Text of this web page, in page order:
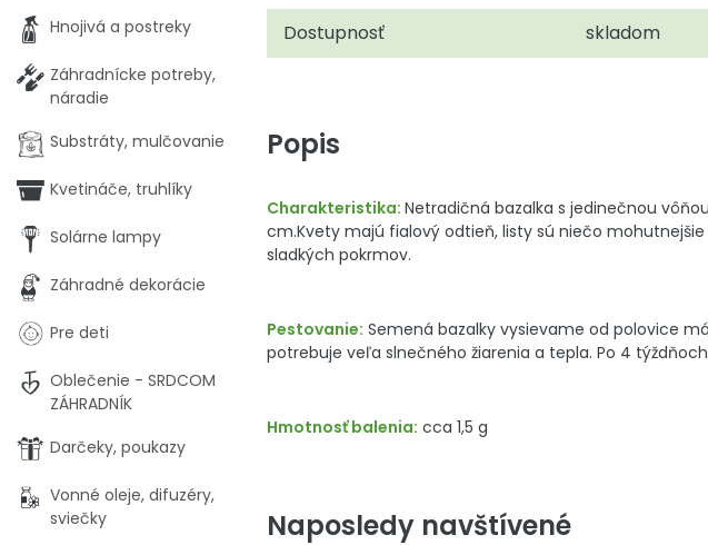
Dostupnosť
skladom
Popis
Charakteristika: Netradičná bazalka s jedinečnou
cm.Kvety majú fialový odtieň, listy sú niečo
sladkých pokrmov.
Pestovanie: Semená bazalky vysievame od polovice
potrebuje veľa slnečného žiarenia a tepla. Po 4
Hmotnosť balenia: cca 1,5 g
Naposledy navštívené
Hnojivá a postreky
Záhradnícke potreby,
náradie
Substráty, mulčovanie
Kvetináče, truhlíky
Solárne lampy
Záhradné dekorácie
Pre deti
Oblečenie - SRDCOM
ZÁHRADNÍK
Darčeky, poukazy
Vonné oleje, difuzéry,
sviečky